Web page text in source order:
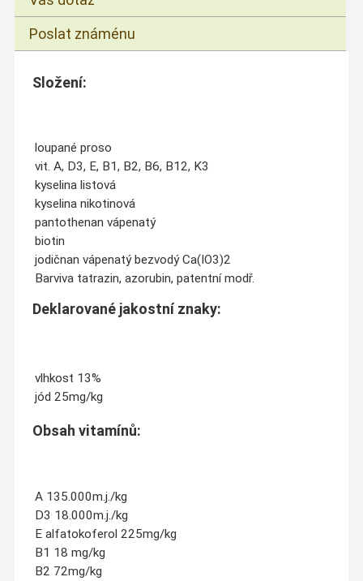
Poslat známénu
Složení:
loupané proso
vit. A, D3, E, B1, B2, B6, B12, K3
kyselina listová
kyselina nikotinová
pantothenan vápenatý
biotin
jodičnan vápenatý bezvodý Ca(IO3)2
Barviva tatrazin, azorubin, patentní modř.
Deklarované jakostní znaky:
vlhkost 13%
jód 25mg/kg
Obsah vitamínů:
A 135.000m.j./kg
D3 18.000m.j./kg
E alfatokoferol 225mg/kg
B1 18 mg/kg
B2 72mg/kg